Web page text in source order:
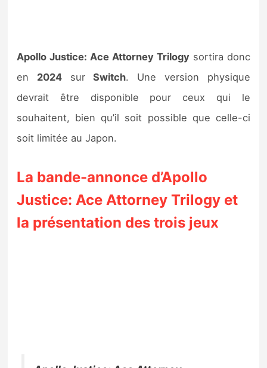
Apollo Justice: Ace Attorney Trilogysortira donc
en 2024 sur Switch. Une version physique
devrait être disponible pour ceux qui le
souhaitent, bien qu’il soit possible que celle-ci
soit limitée au Japon.
La bande-annonce d’Apollo
Justice: Ace Attorney Trilogy et
la présentation des trois jeux